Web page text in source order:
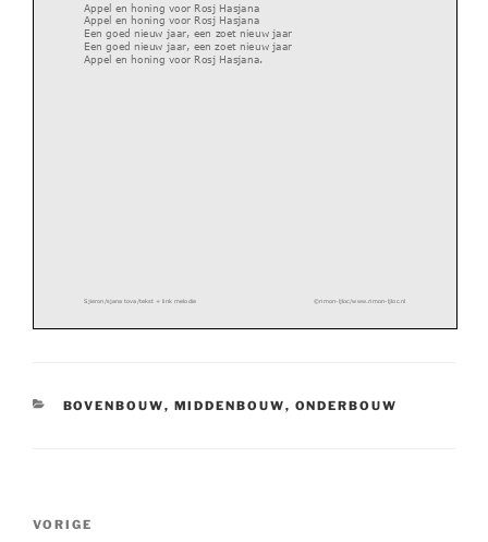
Sjieron/sjana tova/tekst + link melodie ©rimon ljloc/www.rimon ljloc.nl
Appel en honing voor Rosj Hasjana
Appel en honing voor Rosj Hasjana
Een goed nieuw jaar, een zoet nieuw jaar
Een goed nieuw jaar, een zoet nieuw jaar
Appel en honing voor Rosj Hasjana.
CATEGORIEËN
BOVENBOUW, MIDDENBOUW, ONDERBOUW
Bericht
Vorig
VORIGE